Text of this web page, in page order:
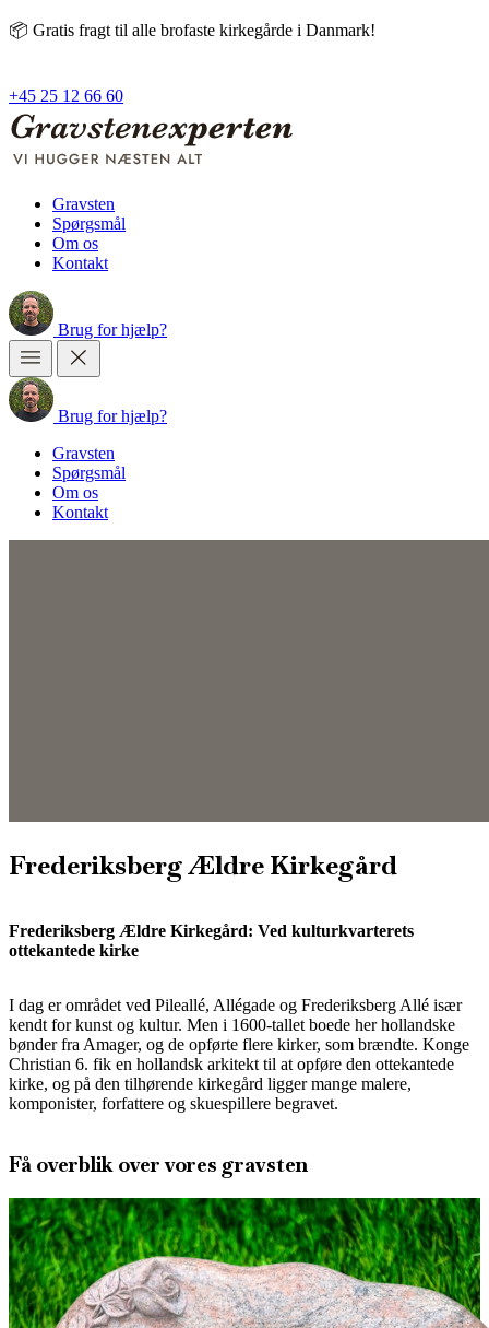
📦 Gratis fragt til alle brofaste kirkegårde i Danmark!
+45 25 12 66 60
Gravsten
Spørgsmål
Om os
Kontakt
Brug forhjælp?
Brug forhjælp?
Gravsten
Spørgsmål
Om os
Kontakt
Frederiksberg Ældre Kirkegård
Frederiksberg Ældre Kirkegård: Ved kulturkvarterets
ottekantede kirke
I dag er området ved Pileallé, Allégade og Frederiksberg Allé især
kendt for kunst og kultur. Men i 1600-tallet boede her hollandske
bønder fra Amager, og de opførte flere kirker, som brændte. Konge
Christian 6. fik en hollandsk arkitekt til at opføre den ottekantede
kirke, og på den tilhørende kirkegård ligger mange malere,
komponister, forfattere og skuespillere begravet.
Få overblik over vores gravsten